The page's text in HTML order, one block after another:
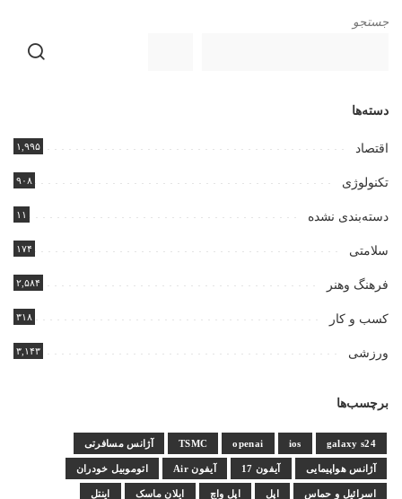
جستجو
دسته‌ها
اقتصاد ۱,۹۹۵
تکنولوژی ۹۰۸
دسته‌بندی نشده ۱۱
سلامتی ۱۷۴
فرهنگ وهنر ۲,۵۸۴
کسب و کار ۳۱۸
ورزشی ۳,۱۴۳
برچسب‌ها
galaxy s24
ios
openai
TSMC آژانس مسافرتی
آژانس هواپیمایی آیفون 17 آیفون Air اتوموبیل خودران
اسرائیل و حماس اپل اپل واچ ایلان ماسک اینتل